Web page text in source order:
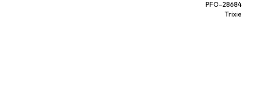
PFO-28684
Trixie